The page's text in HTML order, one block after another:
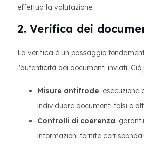
effettua la valutazione.
2. Verifica dei
La verifica è un passaggio
l'autenticità dei documenti inviati. Ciò
Misure antifrode: esecuzione
individuare documenti falsi o
Controlli di coerenza:
informazioni fornite